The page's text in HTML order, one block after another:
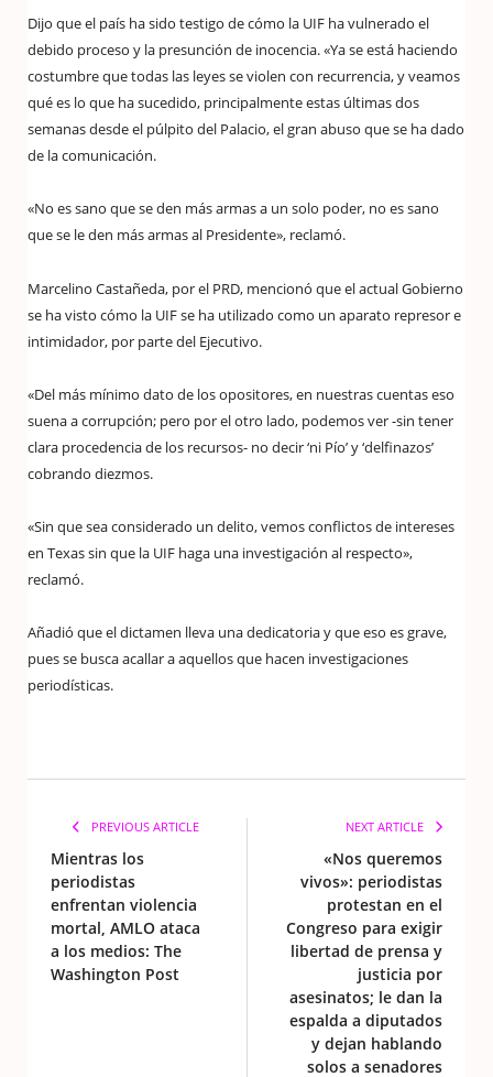
Dijo que el país ha sido testigo de cómo la UIF ha vulnerado el
debido proceso y la presunción de inocencia. «Ya se está haciendo
costumbre que todas las leyes se violen con recurrencia, y veamos
qué es lo que ha sucedido, principalmente estas últimas dos
semanas desde el púlpito del Palacio, el gran abuso que se ha dado
de la comunicación.
«No es sano que se den más armas a un solo poder, no es sano
que se le den más armas al Presidente», reclamó.
Marcelino Castañeda, por el PRD, mencionó que el actual Gobierno
se ha visto cómo la UIF se ha utilizado como un aparato represor e
intimidador, por parte del Ejecutivo.
«Del más mínimo dato de los opositores, en nuestras cuentas eso
suena a corrupción; pero por el otro lado, podemos ver -sin tener
clara procedencia de los recursos- no decir ‘ni Pío’ y ‘delfinazos’
cobrando diezmos.
«Sin que sea considerado un delito, vemos conflictos de intereses
en Texas sin que la UIF haga una investigación al respecto»,
reclamó.
Añadió que el dictamen lleva una dedicatoria y que eso es grave,
pues se busca acallar a aquellos que hacen investigaciones
periodísticas.
PREVIOUS ARTICLE
Mientras los
periodistas
enfrentan violencia
mortal, AMLO ataca
a los medios: The
Washington Post
NEXT ARTICLE
«Nos queremos
vivos»: periodistas
protestan en el
Congreso para exigir
libertad de prensa y
justicia por
asesinatos; le dan la
espalda a diputados
y dejan hablando
solos a senadores